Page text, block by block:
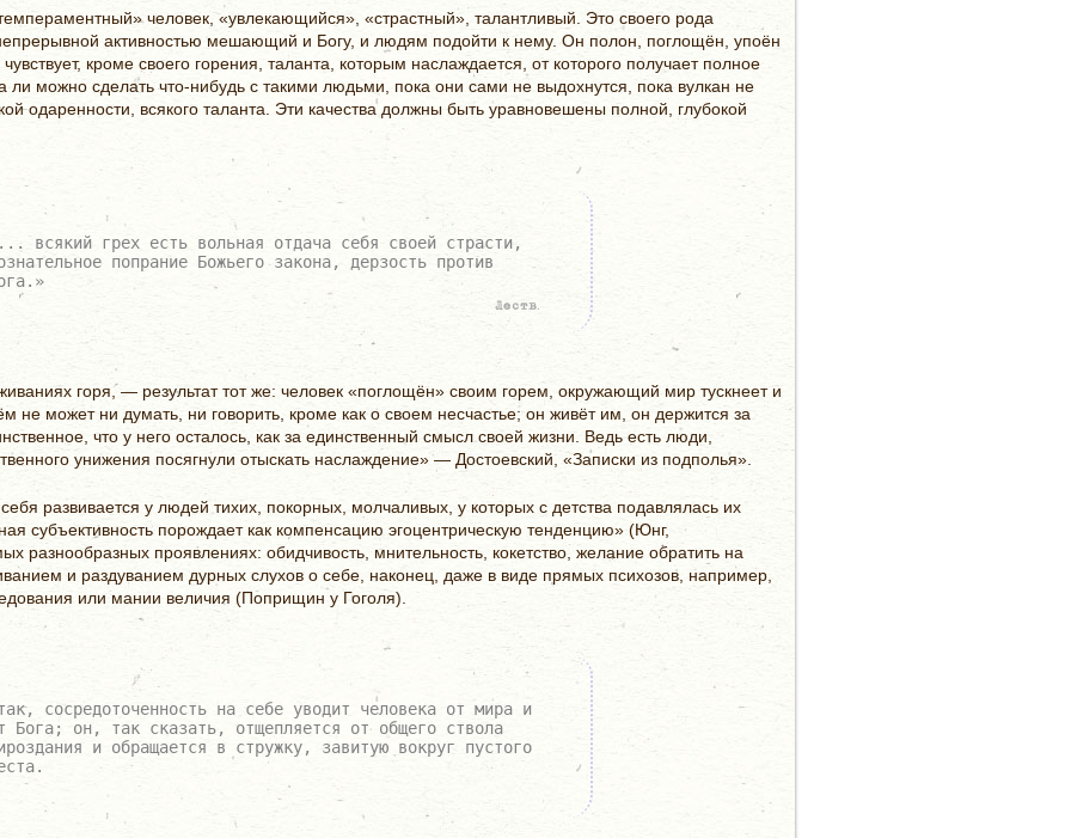
человек, «увлекающийся», «страстный», талантливый. Это своего рода
активностью мешающий и Богу, и людям подойти к нему. Он полон, поглощён, упоён
кроме своего горения, таланта, которым наслаждается, от которого получает полное
ли можно сделать что-нибудь с такими людьми, пока они сами не выдохнутся, пока вулкан не
одаренности, всякого таланта. Эти качества должны быть уравновешены полной, глубокой
всякий грех есть вольная отдача себя своей страсти,
попрание Божьего закона, дерзость против
Леств.
горя, — результат тот же: человек «поглощён» своим горем, окружающий мир тускнеет и
не может ни думать, ни говорить, кроме как о своем несчастье; он живёт им, он держится за
что у него осталось, как за единственный смысл своей жизни. Ведь есть люди,
унижения посягнули отыскать наслаждение» — Достоевский, «Записки из подполья».
развивается у людей тихих, покорных, молчаливых, у которых с детства подавлялась их
субъективность порождает как компенсацию эгоцентрическую тенденцию» (Юнг,
разнообразных проявлениях: обидчивость, мнительность, кокетство, желание обратить на
и раздуванием дурных слухов о себе, наконец, даже в виде прямых психозов, например,
или мании величия (Поприщин у Гоголя).
сосредоточенность на себе уводит человека от мира и
Бога; он, так сказать, отщепляется от общего ствола
и обращается в стружку, завитую вокруг пустого